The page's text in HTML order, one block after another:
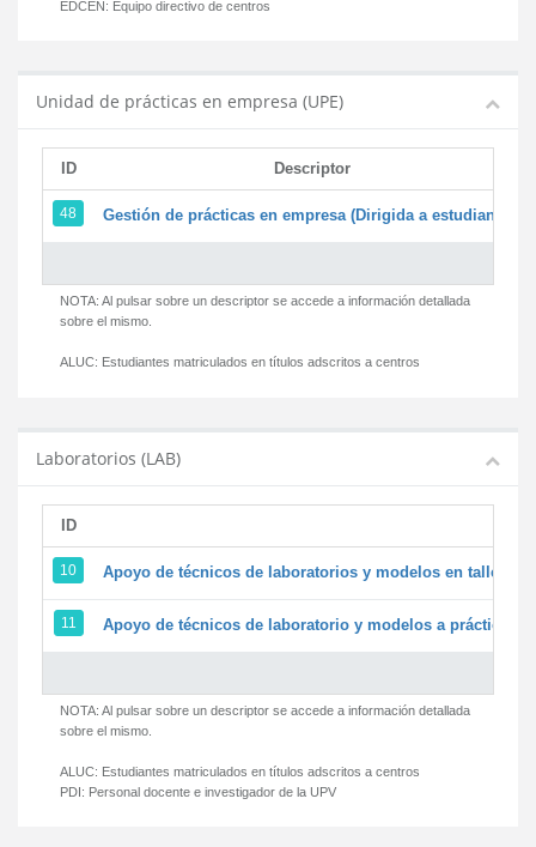
EDCEN: Equipo directivo de centros
Unidad de prácticas en empresa (UPE)
ID Descriptor
48 Gestión de prácticas en empresa (Dirigida a estudiantes)
NOTA: Al pulsar sobre un descriptor se accede a información detallada
sobre el mismo.
ALUC: Estudiantes matriculados en títulos adscritos a centros
Laboratorios (LAB)
ID
10 Apoyo de técnicos de laboratorios y modelos en
11 Apoyo de técnicos de laboratorio y modelos a prácticas
NOTA: Al pulsar sobre un descriptor se accede a información detallada
sobre el mismo.
ALUC: Estudiantes matriculados en títulos adscritos a centros
PDI: Personal docente e investigador de la UPV